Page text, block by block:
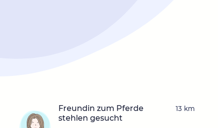
Freundin zum Pferde
stehlen gesucht
13 km